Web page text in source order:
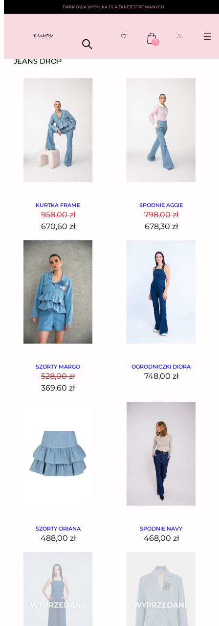
DARMOWA WYSYŁKA DLA ZAREJESTROWANYCH
0
—— JEANS DROP
JEANS DROP
KURTKA FRAME
958,00zł
670,60 zł
SPODNIE AGGIE
798,00zł
678,30 zł
SZORTY MARGO
528,00zł
369,60 zł
OGRODNICZKI DIORA
748,00 zł
SZORTY ORIANA
488,00 zł
SPODNIE NAVY
468,00 zł